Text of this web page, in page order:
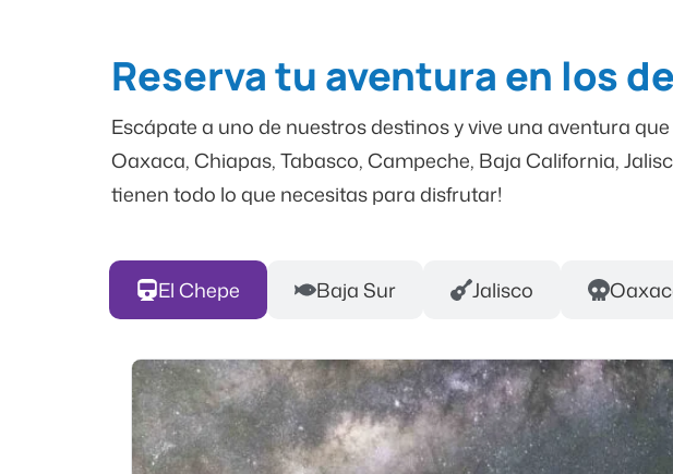
Reserva tu aventura en los
Escápate a uno de nuestros destinos y vive una aventura
Oaxaca, Chiapas, Tabasco, Campeche, Baja California,
tienen todo lo que necesitas para disfrutar!
El Chepe Baja Sur Jalisco